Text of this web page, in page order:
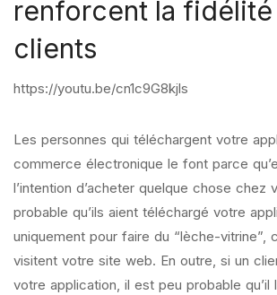
renforcent la
clients
https://youtu.be/cn1c9G8kjls
Les personnes qui téléchargent votre
commerce électronique le font parce
l’intention d’acheter quelque chose chez
probable qu’ils aient téléchargé votre
uniquement pour faire du “lèche-vitrine”,
visitent votre site web. En outre, si un
votre application, il est peu probable qu’il